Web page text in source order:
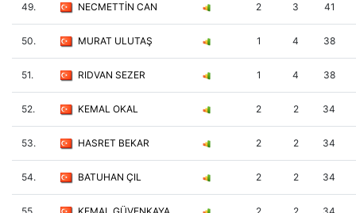
49. NECMETTİN CAN 2 3 41
50. MURAT ULUTAŞ 1 4 38
51. RIDVAN SEZER 1 4 38
52. KEMAL OKAL 2 2 34
53. HASRET BEKAR 2 2 34
54. BATUHAN ÇIL 2 2 34